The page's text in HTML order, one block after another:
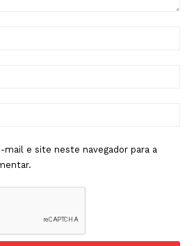
e site neste navegador para a